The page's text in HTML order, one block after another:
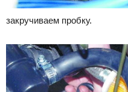
закручиваем пробку.